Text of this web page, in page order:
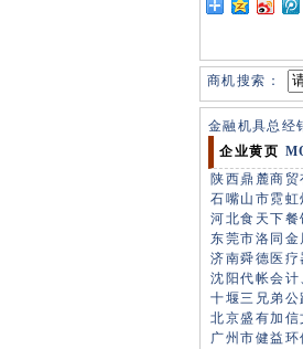
商机搜索：
金融机具总经
企业黄页
陕西鼎麓商贸
石嘴山市霓虹
河北食天下餐
东莞市洛同金
济南舜德医疗
沈阳代帐会
十堰三兄弟公
北京盛有加
广州市健益环